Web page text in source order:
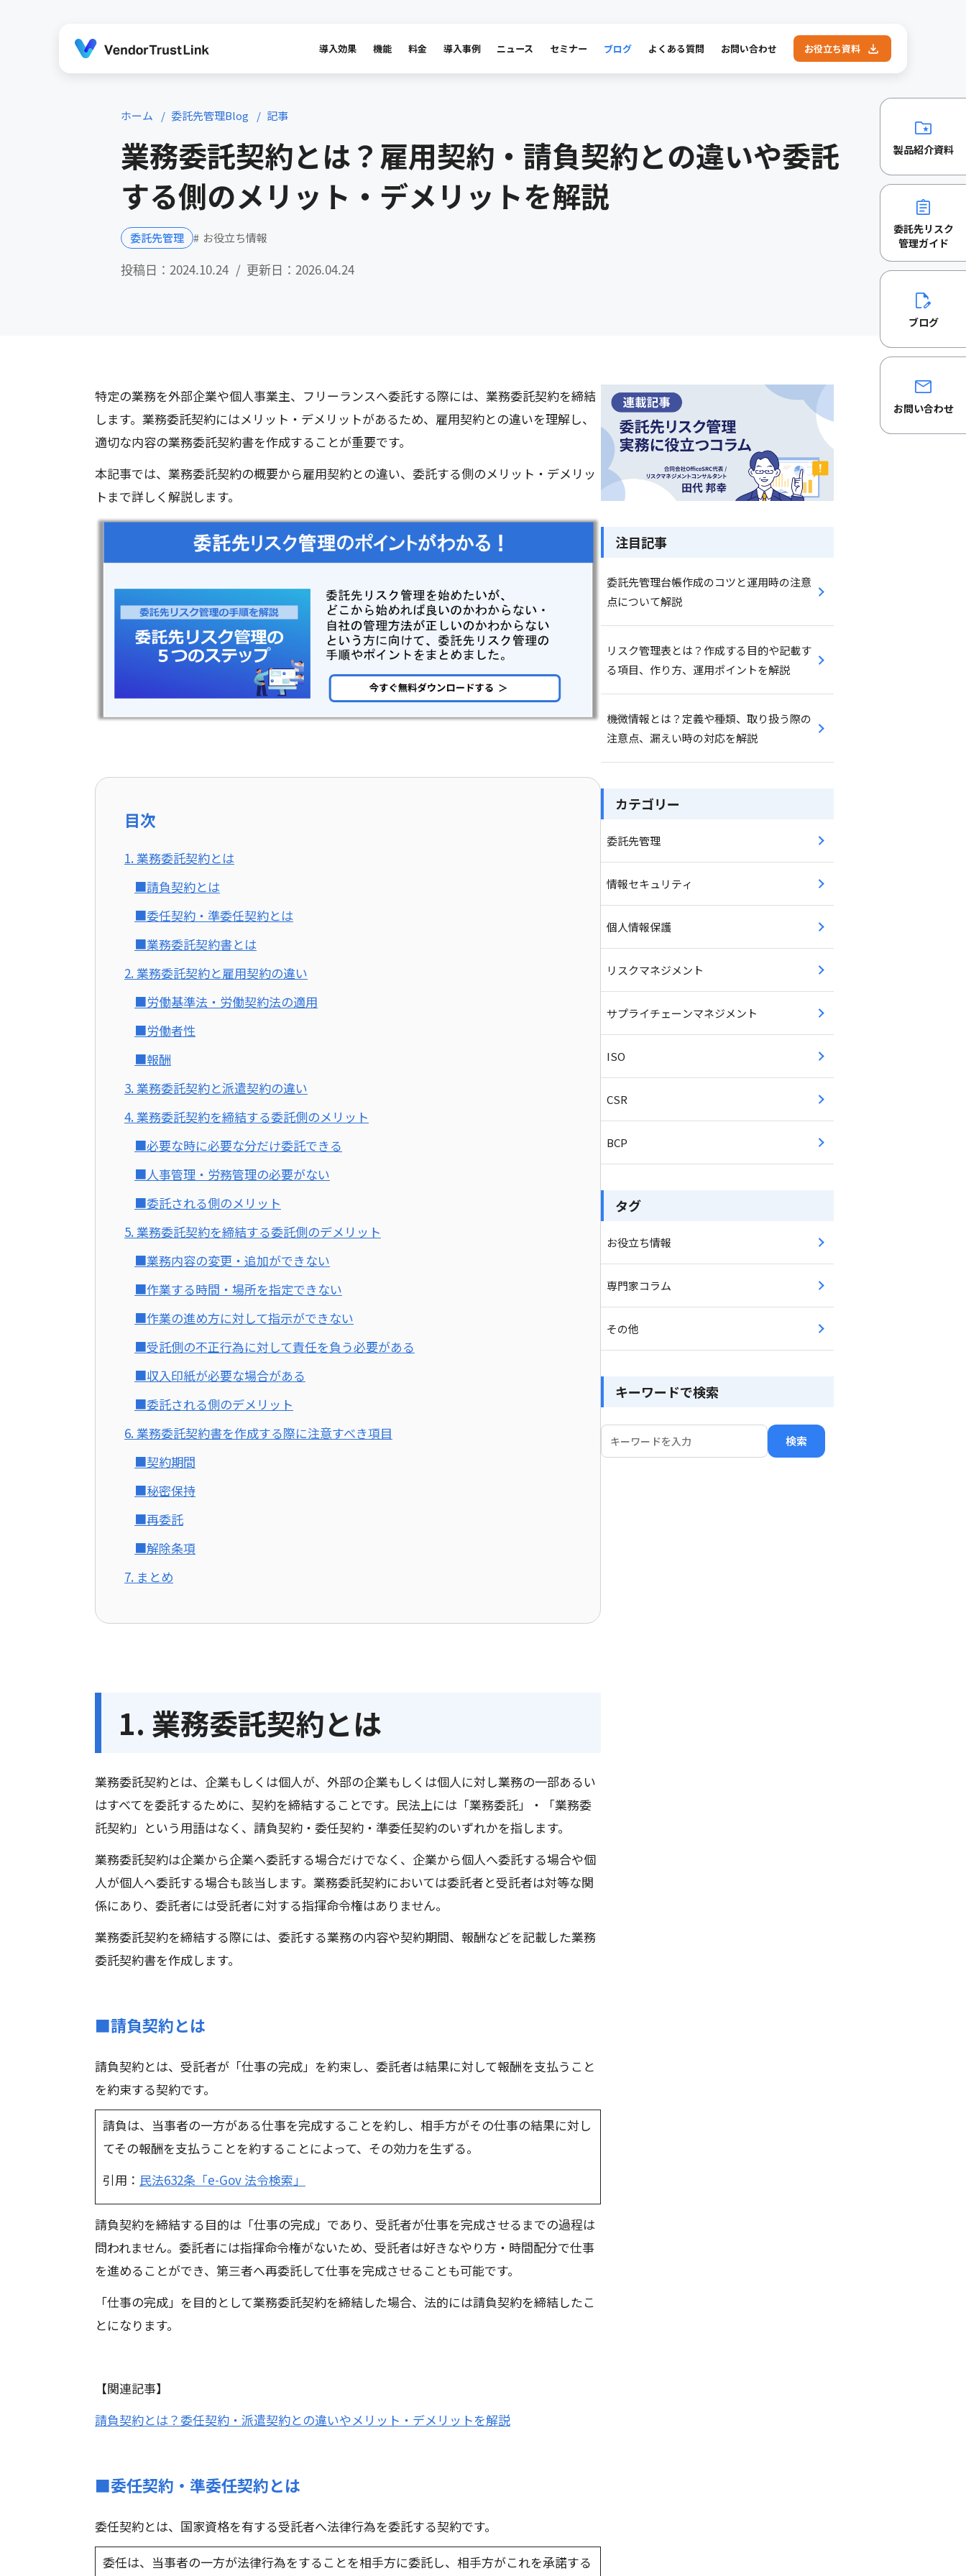
導入効果 機能 料金 導入事例 ニュース セミナー ブログ よくある質問 お問い合わせ お役立ち資料
ホーム 委託先管理Blog 記事
業務委託契約とは？雇用契約・請負契約との違いや委託
する側のメリット・デメリットを解説
委託先管理 お役立ち情報
投稿日：2024.10.24 更新日：2026.04.24
特定の業務を外部企業や個人事業主、フリーランスへ委託する際には、業務委託契約を締結
します。業務委託契約にはメリット・デメリットがあるため、雇用契約との違いを理解し、
適切な内容の業務委託契約書を作成することが重要です。
本記事では、業務委託契約の概要から雇用契約との違い、委託する側のメリット・デメリッ
トまで詳しく解説します。
目次
1. 業務委託契約とは
■請負契約とは
■委任契約・準委任契約とは
■業務委託契約書とは
2. 業務委託契約と雇用契約の違い
■労働基準法・労働契約法の適用
■労働者性
■報酬
3. 業務委託契約と派遣契約の違い
4. 業務委託契約を締結する委託側のメリット
■必要な時に必要な分だけ委託できる
■人事管理・労務管理の必要がない
■委託される側のメリット
5. 業務委託契約を締結する委託側のデメリット
■業務内容の変更・追加ができない
■作業する時間・場所を指定できない
■作業の進め方に対して指示ができない
■受託側の不正行為に対して責任を負う必要がある
■収入印紙が必要な場合がある
■委託される側のデメリット
6. 業務委託契約書を作成する際に注意すべき項目
■契約期間
■秘密保持
■再委託
■解除条項
7. まとめ
1. 業務委託契約とは
業務委託契約とは、企業もしくは個人が、外部の企業もしくは個人に対し業務の一部あるい
はすべてを委託するために、契約を締結することです。民法上には「業務委託」・「業務委
託契約」という用語はなく、請負契約・委任契約・準委任契約のいずれかを指します。
業務委託契約は企業から企業へ委託する場合だけでなく、企業から個人へ委託する場合や個
人が個人へ委託する場合も該当します。業務委託契約においては委託者と受託者は対等な関
係にあり、委託者には受託者に対する指揮命令権はありません。
業務委託契約を締結する際には、委託する業務の内容や契約期間、報酬などを記載した業務
委託契約書を作成します。
■請負契約とは
請負契約とは、受託者が「仕事の完成」を約束し、委託者は結果に対して報酬を支払うこと
を約束する契約です。
請負は、当事者の一方がある仕事を完成することを約し、相手方がその仕事の結果に対し
てその報酬を支払うことを約することによって、その効力を生ずる。
引用： 民法632条「e-Gov 法令検索」
請負契約を締結する目的は「仕事の完成」であり、受託者が仕事を完成させるまでの過程は
問われません。委託者には指揮命令権がないため、受託者は好きなやり方・時間配分で仕事
を進めることができ、第三者へ再委託して仕事を完成させることも可能です。
「仕事の完成」を目的として業務委託契約を締結した場合、法的には請負契約を締結したこ
とになります。
【関連記事】
請負契約とは？委任契約・派遣契約との違いやメリット・デメリットを解説
■委任契約・準委任契約とは
委任契約とは、国家資格を有する受託者へ法律行為を委託する契約です。
委任は、当事者の一方が法律行為をすることを相手方に委託し、相手方がこれを承諾する
注目記事
委託先管理台帳作成のコツと運用時の注意
点について解説
リスク管理表とは？作成する目的や記載す
る項目、作り方、運用ポイントを解説
機微情報とは？定義や種類、取り扱う際の
注意点、漏えい時の対応を解説
カテゴリー
委託先管理
情報セキュリティ
個人情報保護
リスクマネジメント
サプライチェーンマネジメント
ISO
CSR
BCP
タグ
お役立ち情報
専門家コラム
その他
キーワードで検索
検索
製品紹介資料
委託先リスク
管理ガイド
ブログ
お問い合わせ